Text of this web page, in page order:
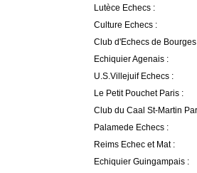
Lutèce Echecs :
Culture Echecs :
Club d'Echecs de
Echiquier Agenais :
U.S.Villejuif Echecs :
Le Petit Pouchet Paris :
Club du Caal St-Martin
Palamede Echecs :
Reims Echec et Mat :
Echiquier Guingampais :